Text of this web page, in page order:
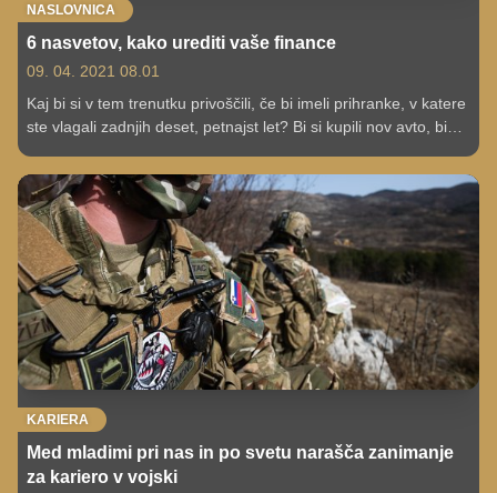
NASLOVNICA
6 nasvetov, kako urediti vaše finance
09. 04. 2021 08.01
Kaj bi si v tem trenutku privoščili, če bi imeli prihranke, v katere
ste vlagali zadnjih deset, petnajst let? Bi si kupili nov avto, bi
Začnite že danes z bolj preudarnim in odgovornim
upravljanjem svojih financ, v ta namen smo za vas pripravili
koristne nasvete.
KARIERA
Med mladimi pri nas in po svetu narašča zanimanje
za kariero v vojski